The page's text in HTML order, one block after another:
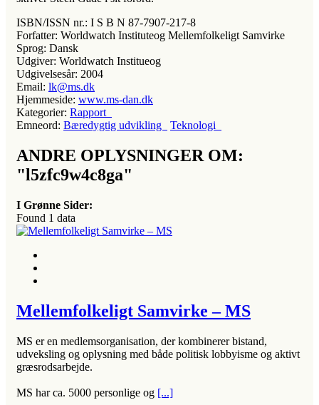
ISBN/ISSN nr.: I S B N 87-7907-217-8
Forfatter: Worldwatch Instituteog Mellemfolkeligt Samvirke
Sprog: Dansk
Udgiver: Worldwatch Institueog
Udgivelsesår: 2004
Email: lk@ms.dk
Hjemmeside: www.ms-dan.dk
Kategorier: Rapport
Emneord: Bæredygtig udvikling Teknologi
ANDRE OPLYSNINGER OM:
"l5zfc9w4c8ga"
I Grønne Sider:
Found 1 data
Mellemfolkeligt Samvirke – MS
MS er en medlemsorganisation, der kombinerer bistand,
udveksling og oplysning med både politisk lobbyisme og aktivt
græsrodsarbejde.
MS har ca. 5000 personlige og [...]